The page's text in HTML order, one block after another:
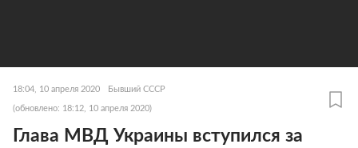
18:04, 10 апреля 2020 Бывший СССР
(обновлено: 18:12, 10 апреля 2020)
Глава МВД Украины вступился за